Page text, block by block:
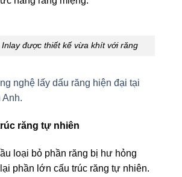
được thiết kế vừa khít với răng
nghệ lấy dấu răng hiện đại tại
Anh.
răng tự nhiên
loại bỏ phần răng bị hư hỏng
phần lớn cấu trúc răng tự nhiên.